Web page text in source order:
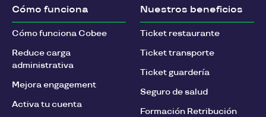
Cómo funciona
Cómo funciona Cobee
Reduce carga
administrativa
Mejora engagement
Activa tu cuenta
Nuestros beneficios
Ticket restaurante
Ticket transporte
Ticket guardería
Seguro de salud
Formación Retribución